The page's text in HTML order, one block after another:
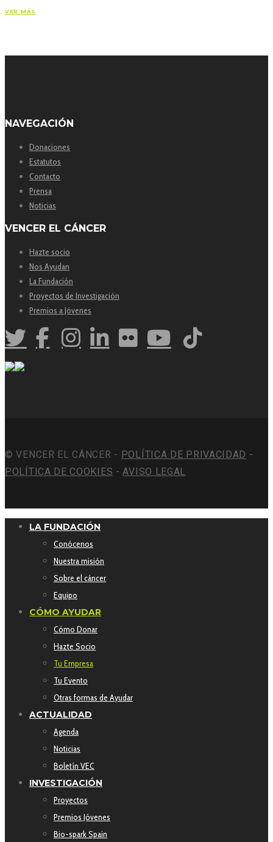
VER MÁS
NAVEGACIÓN
Donaciones
Estatutos
Contacto
Prensa
Noticias
VENCER EL CÁNCER
Hazte socio
Nos Ayudan
La Fundación
Proyectos de Investigación
Premios a Jóvenes
© VENCER EL CÁNCER - POLÍTICA DE PRIVACIDAD -
POLÍTICA DE COOKIES -AVISO LEGAL
LA FUNDACIÓN
Conócenos
Nuestra misión
Sobre el cáncer
Equipo
CÓMO AYUDAR
Cómo Donar
Hazte Socio
Tu Empresa
Tu Evento
Otras formas de Ayudar
ACTUALIDAD
Agenda
Noticias
Boletín VEC
INVESTIGACIÓN
Proyectos
Premios Jóvenes
Bio-spark Spain